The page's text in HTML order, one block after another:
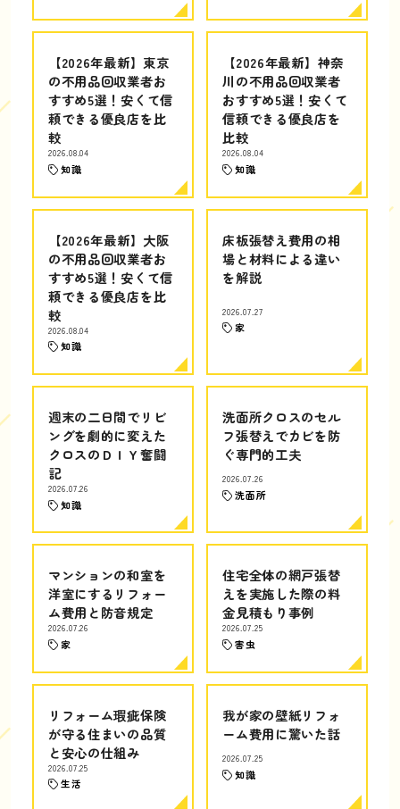
【2026年最新】東京
の不用品回収業者お
すすめ5選！安くて信
頼できる優良店を比
較
2026.08.04
知識
【2026年最新】神奈
川の不用品回収業者
おすすめ5選！安くて
信頼できる優良店を
比較
2026.08.04
知識
【2026年最新】大阪
の不用品回収業者お
すすめ5選！安くて信
頼できる優良店を比
較
2026.08.04
知識
床板張替え費用の相
場と材料による違い
を解説
2026.07.27
家
週末の二日間でリビ
ングを劇的に変えた
クロスのＤＩＹ奮闘
記
2026.07.26
知識
洗面所クロスのセル
フ張替えでカビを防
ぐ専門的工夫
2026.07.26
洗面所
マンションの和室を
洋室にするリフォー
ム費用と防音規定
2026.07.26
家
住宅全体の網戸張替
えを実施した際の料
金見積もり事例
2026.07.25
害虫
リフォーム瑕疵保険
が守る住まいの品質
と安心の仕組み
2026.07.25
生活
我が家の壁紙リフォ
ーム費用に驚いた話
2026.07.25
知識